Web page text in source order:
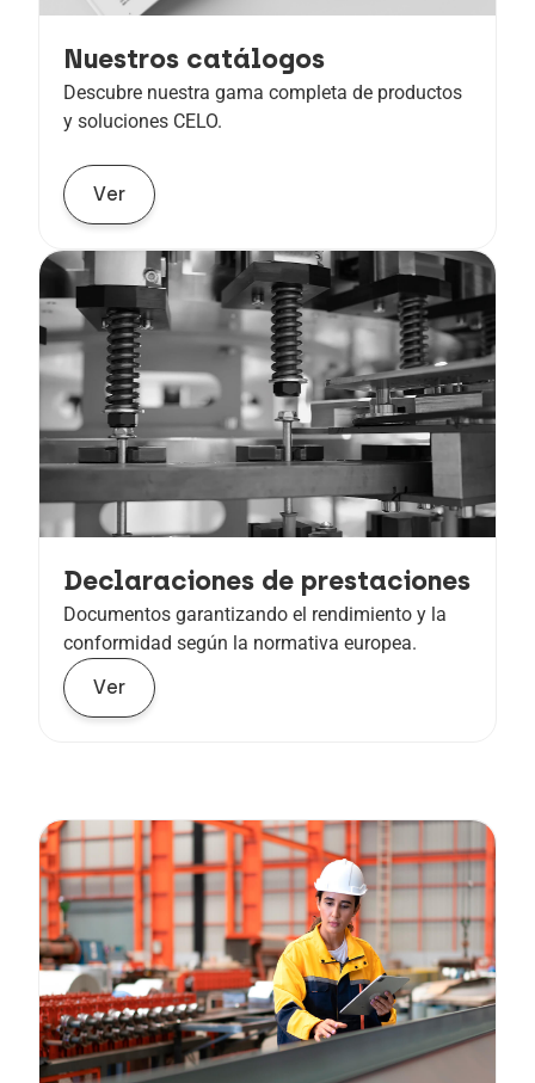
Nuestros catálogos
Descubre nuestra gama completa de productos
y soluciones CELO.
Ver
Declaraciones de prestaciones
Documentos garantizando el rendimiento y la
conformidad según la normativa europea.
Ver